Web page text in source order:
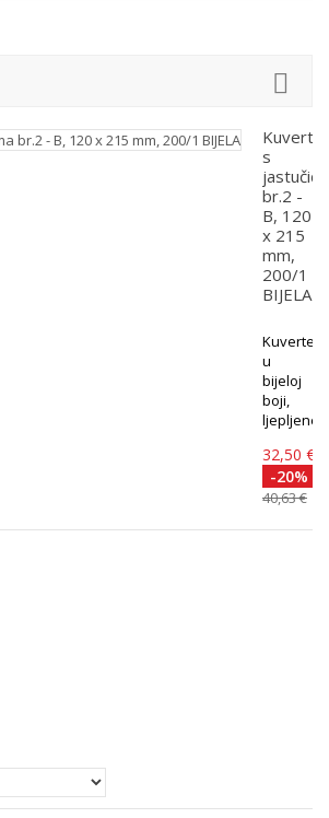
Kuverta
s
br.2 -
B, 120
x 215
mm,
200/1
BIJELA
Kuverte
u
bijeloj
boji,
ljepljene...
32,50 €
-20%
40,63 €